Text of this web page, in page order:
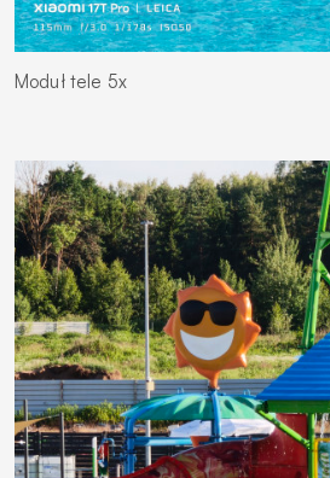
Moduł tele 5x